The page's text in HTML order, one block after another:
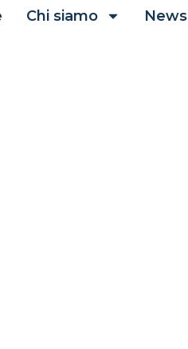
Chi siamo News